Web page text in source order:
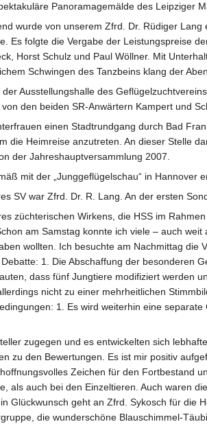
Panoramagemälde des Leipziger
wurde von unserem Zfrd. Dr. Rüdiger
Es folgte die Vergabe der Leistungspreise
Horst Schulz und Paul Wöllner. Mit
Schwingen des Tanzbeins klang der
Ausstellungshalle des
den beiden SR-Anwärtern Kampert und
einen Stadtrundgang durch Bad
die Heimreise anzutreten. An dieser Stelle
der Jahreshauptversammlung 2007.
mit der „Junggeflügelschau“ in Hannover
SV war Zfrd. Dr. R. Lang. An der ersten
züchterischen Wirkens, die HSS im
am Samstag konnte ich viele – auch
wollten. Ich besuchte am Nachmittag
1. Die Abschaffung der besonderen
dass fünf Jungtiere modifiziert werden
nicht zu einer mehrheitlichen
1. Es wird weiterhin eine
zugegen und es entwickelten sich
zu den Bewertungen. Es ist mir positiv
Zeichen für den Fortbestand
als auch bei den Einzeltieren. Auch
Glückwunsch geht an Zfrd. Sykosch für die
die wunderschöne Blauschimmel-